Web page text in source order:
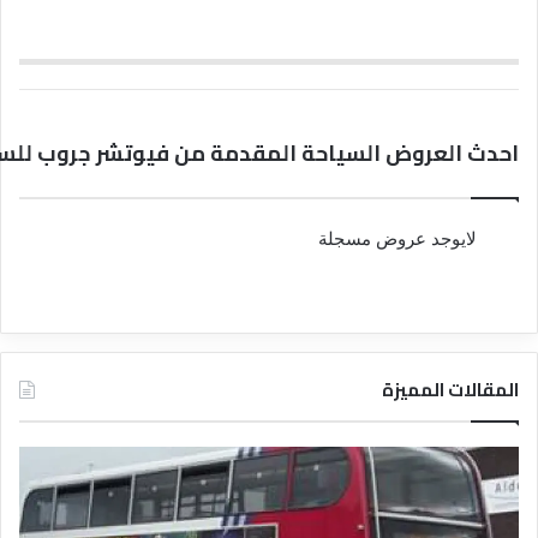
احدث العروض السياحة المقدمة من فيوتشر جروب
لايوجد عروض مسجلة
المقالات المميزة
ل
ي